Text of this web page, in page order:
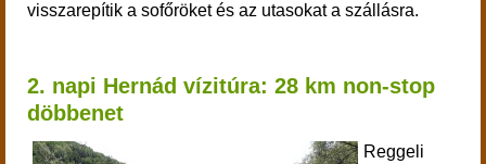
visszarepítik a sofőröket és az utasokat a szállásra.
2. napi Hernád vízitúra: 28 km non-stop
döbbenet
Reggeli